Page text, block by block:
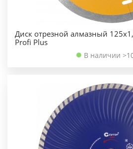
Диск отрезной алмазный
Profi Plus
В наличии